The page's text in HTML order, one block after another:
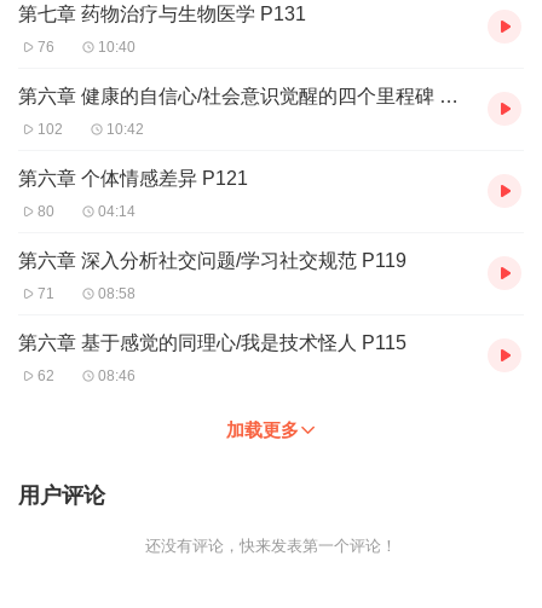
第七章 药物治疗与生物医学 P131
76 10:40
第六章 健康的自信心/社会意识觉醒的四个里程碑 P126
102 10:42
第六章 个体情感差异 P121
80 04:14
第六章 深入分析社交问题/学习社交规范 P119
71 08:58
第六章 基于感觉的同理心/我是技术怪人 P115
62 08:46
加载更多
用户评论
还没有评论，快来发表第一个评论！